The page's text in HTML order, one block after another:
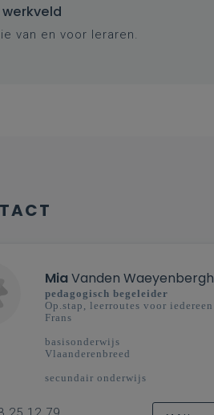
van en voor leraren.
MiaVanden Waeyenbergh
pedagogisch begeleider
Op.stap, leerroutes voor iedereen
Frans
basisonderwijs
Vlaanderenbreed
secundair onderwijs